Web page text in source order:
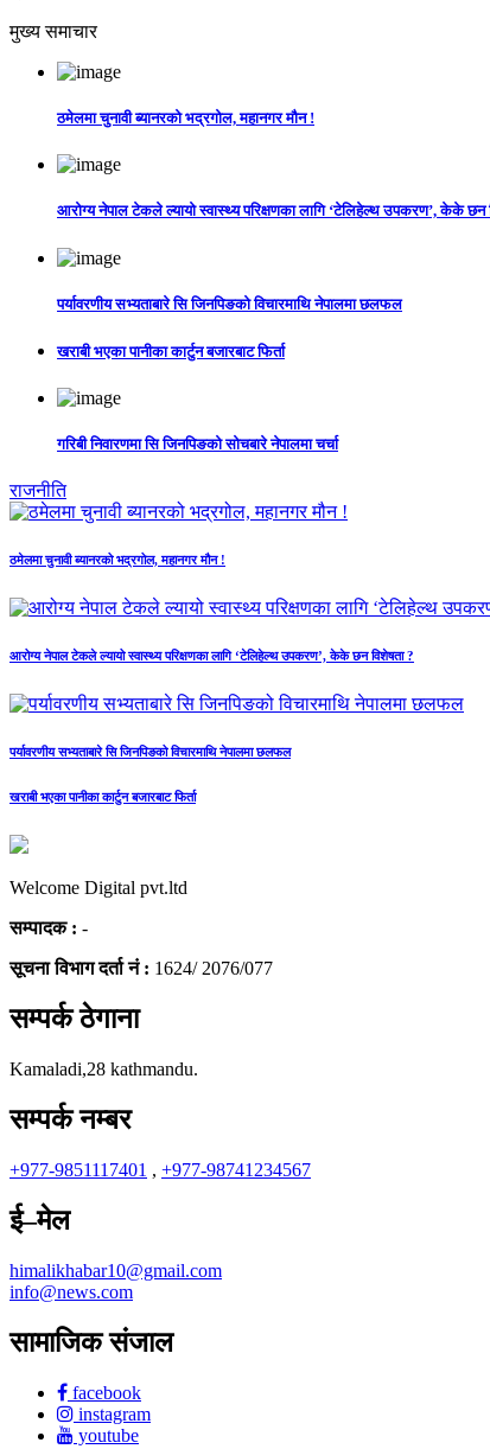
मुख्य समाचार
ठमेलमा चुनावी ब्यानरको भद्रगोल, महानगर मौन !
आरोग्य नेपाल टेकले ल्यायो स्वास्थ्य परिक्षणका लागि ‘टेलिहेल्थ उपकरण’, केके छन
पर्यावरणीय सभ्यताबारे सि जिनपिङको विचारमाथि नेपालमा छलफल
खराबी भएका पानीका कार्टुन बजारबाट फिर्ता
गरिबी निवारणमा सि जिनपिङको सोचबारे नेपालमा चर्चा
राजनीति
ठमेलमा चुनावी ब्यानरको भद्रगोल, महानगर मौन !
आरोग्य नेपाल टेकले ल्यायो स्वास्थ्य परिक्षणका लागि ‘टेलिहेल्थ उपकरण’, केके छन विशेषता ?
पर्यावरणीय सभ्यताबारे सि जिनपिङको विचारमाथि नेपालमा छलफल
खराबी भएका पानीका कार्टुन बजारबाट फिर्ता
Welcome Digital pvt.ltd
सम्पादक : -
सूचना विभाग दर्ता नं : 1624/ 2076/077
सम्पर्क ठेगाना
Kamaladi,28 kathmandu.
सम्पर्क नम्बर
+977-9851117401 , +977-98741234567
ई–मेल
himalikhabar10@gmail.com
info@news.com
सामाजिक संजाल
facebook
instagram
youtube